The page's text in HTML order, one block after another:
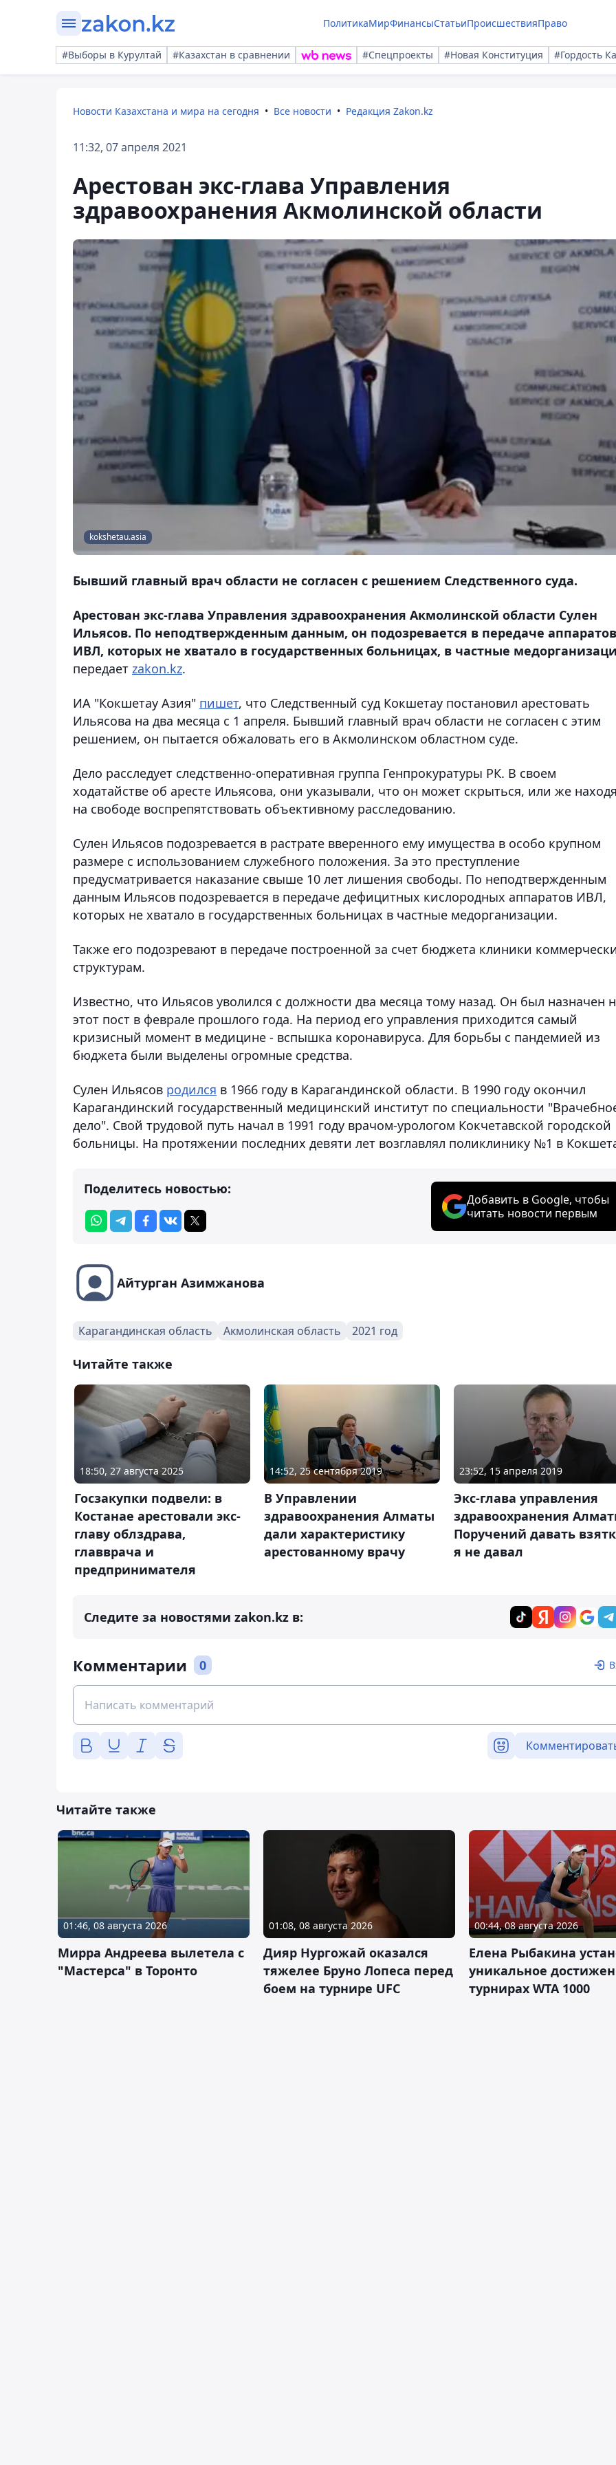
ПолитикаМирФинансыСтатьиПроисшествияПраво
#Выборы в Курултай #Казахстан в сравнении #Спецпроекты #Новая Конституция #Гордость
Новости Казахстана и мира на сегодня Все новости Редакция Zakon.kz
11:32, 07 апреля 2021
Арестован экс-глава Управления
здравоохранения Акмолинской области
kokshetau.asia
Бывший главный врач области не согласен с решением Следственного суда.
Арестован экс-глава Управления здравоохранения Акмолинской области Сулен
Ильясов. По неподтвержденным данным, он подозревается в передаче аппаратов
ИВЛ, которых не хватало в государственных больницах, в частные
передает zakon.kz.
ИА "Кокшетау Азия" пишет, что Следственный суд Кокшетау постановил арестовать
Ильясова на два месяца с 1 апреля. Бывший главный врач области не согласен с этим
решением, он пытается обжаловать его в Акмолинском областном суде.
Дело расследует следственно-оперативная группа Генпрокуратуры РК. В своем
ходатайстве об аресте Ильясова, они указывали, что он может скрыться, или же
на свободе воспрепятствовать объективному расследованию.
Сулен Ильясов подозревается в растрате вверенного ему имущества в особо крупном
размере с использованием служебного положения. За это преступление
предусматривается наказание свыше 10 лет лишения свободы. По неподтвержденным
данным Ильясов подозревается в передаче дефицитных кислородных аппаратов ИВЛ,
которых не хватало в государственных больницах в частные медорганизации.
Также его подозревают в передаче построенной за счет бюджета клиники
структурам.
Известно, что Ильясов уволился с должности два месяца тому назад. Он был назначен
этот пост в феврале прошлого года. На период его управления приходится самый
кризисный момент в медицине - вспышка коронавируса. Для борьбы с пандемией из
бюджета были выделены огромные средства.
Сулен Ильясов родился в 1966 году в Карагандинской области. В 1990 году окончил
Карагандинский государственный медицинский институт по специальности
дело". Свой трудовой путь начал в 1991 году врачом-урологом Кокчетавской городской
больницы. На протяжении последних девяти лет возглавлял поликлинику №1 в
Поделитесь новостью:
Добавить в Google, чтобы
читать новости первым
Айтурган Азимжанова
Карагандинская область Акмолинская область 2021 год
Читайте также
18:50, 27 августа 2025
Госзакупки подвели: в
Костанае арестовали экс-
главу облздрава,
главврача и
предпринимателя
14:52, 25 сентября 2019
В Управлении
здравоохранения Алматы
дали характеристику
арестованному врачу
23:52, 15 апреля 2019
Экс-глава управления
здравоохранения
Поручений давать
я не давал
Следите за новостями zakon.kz в:
Комментарии 0
Читайте также
01:46, 08 августа 2026
Мирра Андреева вылетела с
"Мастерса" в Торонто
01:08, 08 августа 2026
Дияр Нургожай оказался
тяжелее Бруно Лопеса перед
боем на турнире UFC
00:44, 08 августа 2026
Елена Рыбакина
уникальное
турнирах WTA 1000